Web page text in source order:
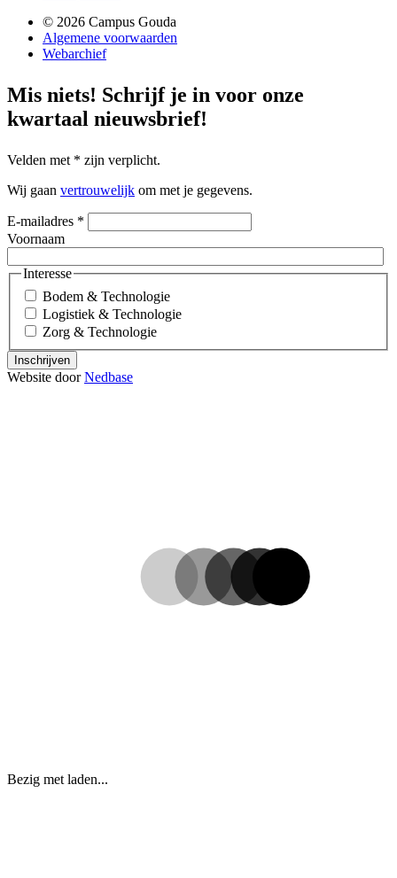
© 2026 Campus Gouda
Algemene voorwaarden
Webarchief
Mis niets! Schrijf je in voor onze
kwartaal nieuwsbrief!
Velden met * zijn verplicht.
Wij gaan vertrouwelijk om met je gegevens.
E-mailadres *
Voornaam
Interesse
Bodem & Technologie
Logistiek & Technologie
Zorg & Technologie
Inschrijven
Website doorNedbase
Bezig met laden...